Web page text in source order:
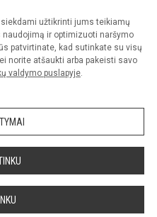
užtikrinti jums teikiamų
ir optimizuoti naršymo
patvirtinate, kad sutinkate su visų
norite atšaukti arba pakeisti savo
valdymo puslapyje.
Visos teisės saugomos.
sutikimo griežtai draudžiama.
Slapukų valdymas